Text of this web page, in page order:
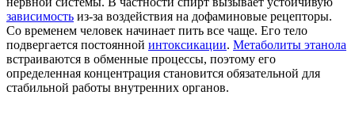
зависимость из-за воздействия на дофаминовые рецепторы.
Со временем человек начинает пить все чаще. Его тело
подвергается постоянной интоксикации. Метаболиты этанола
встраиваются в обменные процессы, поэтому его
определенная концентрация становится обязательной для
стабильной работы внутренних органов.